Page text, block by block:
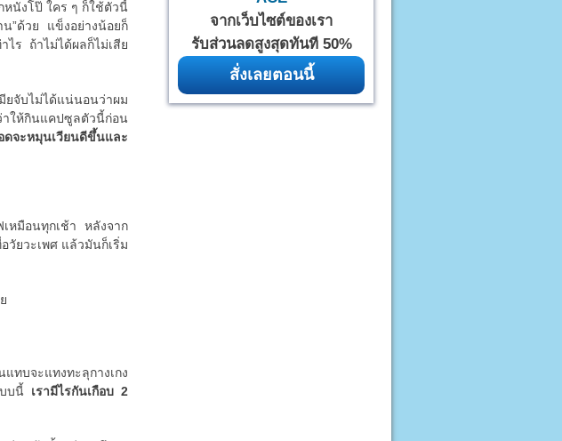
หนังโป๊ ใคร ๆ ก็ใช้ตัวนี้
”ด้วย แข็งอย่างน้อยก็
ไร ถ้าไม่ได้ผลก็ไม่เสีย
ยจับไม่ได้แน่นอนว่าผม
าให้กินแคปซูลตัวนี้ก่อน
ดจะหมุนเวียนดีขึ้นและ
หมือนทุกเช้า หลังจาก
ยวะเพศ แล้วมันก็เริ่ม
แทบจะแทงทะลุกางเกง
บนี้ เรามีไรกันเกือบ 2
จากเว็บไซต์ของเรา
รับส่วนลดสูงสุดทันที 50%
สั่งเลยตอนนี้